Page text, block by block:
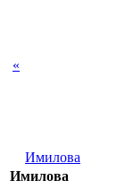
«
Имилова
Имилова